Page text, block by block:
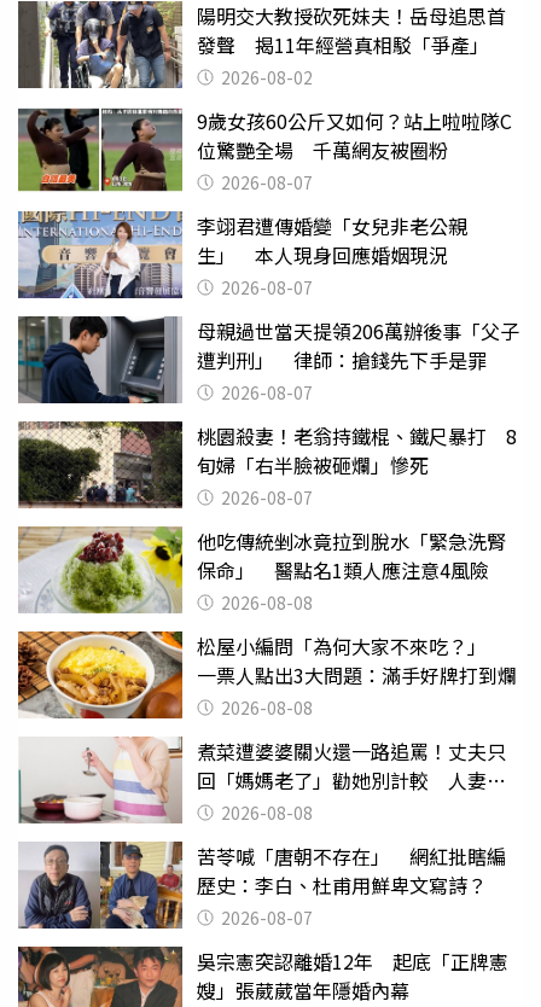
陽明交大教授砍死妹夫！岳母追思首
發聲 揭11年經營真相駁「爭產」
2026-08-02
9歲女孩60公斤又如何？站上啦啦隊C
位驚艷全場 千萬網友被圈粉
2026-08-07
李翊君遭傳婚變「女兒非老公親
生」 本人現身回應婚姻現況
2026-08-07
母親過世當天提領206萬辦後事「父子
遭判刑」 律師：搶錢先下手是罪
2026-08-07
桃園殺妻！老翁持鐵棍、鐵尺暴打 8
旬婦「右半臉被砸爛」慘死
2026-08-07
他吃傳統剉冰竟拉到脫水「緊急洗腎
保命」 醫點名1類人應注意4風險
2026-08-08
松屋小編問「為何大家不來吃？」
一票人點出3大問題：滿手好牌打到爛
2026-08-08
煮菜遭婆婆關火還一路追罵！丈夫只
回「媽媽老了」勸她別計較 人妻超
崩潰：我像台傭
2026-08-08
苦苓喊「唐朝不存在」 網紅批瞎編
歷史：李白、杜甫用鮮卑文寫詩？
2026-08-07
吳宗憲突認離婚12年 起底「正牌憲
嫂」張葳葳當年隱婚內幕